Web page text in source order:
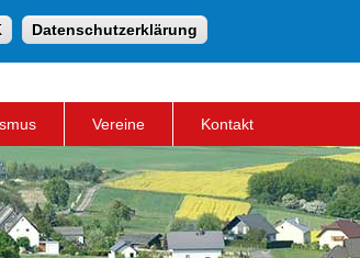
Datenschutzerklärung
Vereine Kontakt